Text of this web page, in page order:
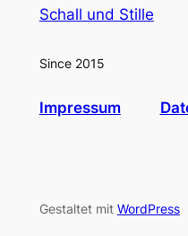
Schall und Stille
Since 2015
Impressum
Gestaltet mit WordPress